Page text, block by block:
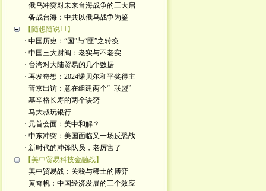
· 俄乌冲突对未来台海战争的三大启
· 备战台海：中共以俄乌战争为鉴
【随想随说11】
· 中国历史：“国”与“匪”之转换
· 中国三大财阀：老实与不老实
· 台湾对大陆贸易的几个数据
· 再发奇想：2024诺贝尔和平奖得主
· 普京出访：意在组建两个“+联盟”
· 基辛格长寿的两个诀窍
· 马大叔玩银行
· 元首会面：美中和解？
· 中东冲突：美国面临又一场反恐战
· 新时代的冲锋队员，老厉害了
【美中贸易科技金融战】
· 美中贸易战：关税与稀土的博弈
· 黄奇帆：中国经济发展的三个效应